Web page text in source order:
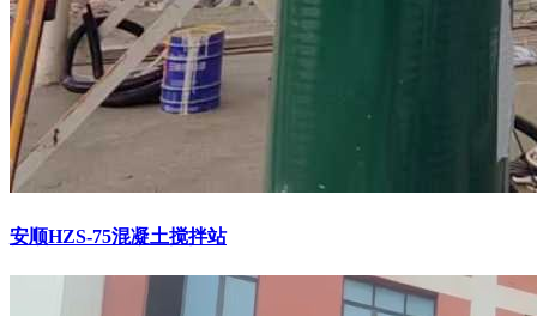
安顺HZS-75混凝土搅拌站